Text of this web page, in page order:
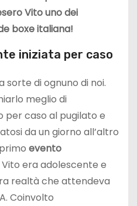
Vito uno dei
boxe italiana!
iniziata per caso
sorte di ognuno di noi.
meglio di
caso al pugilato e
da un giorno all’altro
evento
era adolescente e
realtà che attendeva
Coinvolto